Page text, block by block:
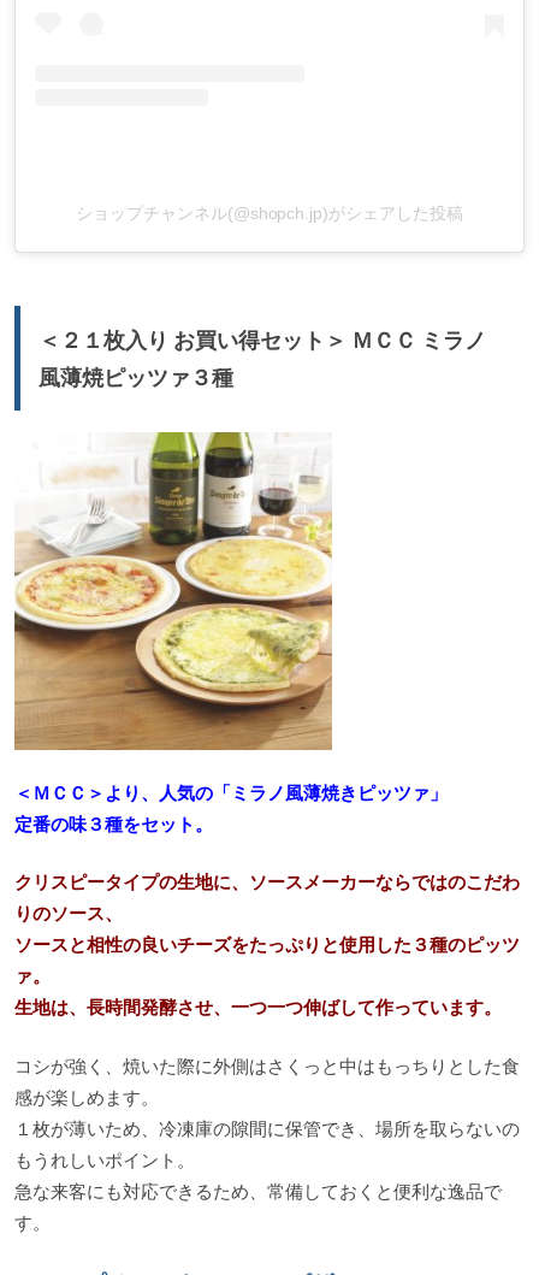
ショップチャンネル(@shopch.jp)がシェアした投稿
＜２１枚入り お買い得セット＞ ＭＣＣ ミラノ
風薄焼ピッツァ３種
＜ＭＣＣ＞より、人気の「ミラノ風薄焼きピッツァ」
定番の味３種をセット。
クリスピータイプの生地に、ソースメーカーならではのこだわ
りのソース、
ソースと相性の良いチーズをたっぷりと使用した３種のピッツ
ァ。
生地は、長時間発酵させ、一つ一つ伸ばして作っています。
コシが強く、焼いた際に外側はさくっと中はもっちりとした食
感が楽しめます。
１枚が薄いため、冷凍庫の隙間に保管でき、場所を取らないの
もうれしいポイント。
急な来客にも対応できるため、常備しておくと便利な逸品で
す。